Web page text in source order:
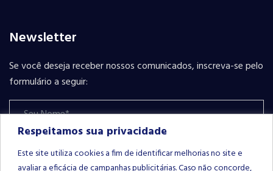
Respeitamos sua privacidade
Este site utiliza cookies a fim de identificar melhorias no site e
avaliar a eficácia de campanhas publicitárias. Caso não concorde,
Newsletter
Se você deseja receber nossos comunicados, inscreva-se pelo
formulário a seguir: